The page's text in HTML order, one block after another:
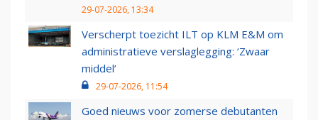
29-07-2026, 13:34
Verscherpt toezicht ILT op KLM E&M om
administratieve verslaglegging: ‘Zwaar
middel’
29-07-2026, 11:54
Goed nieuws voor zomerse debutanten